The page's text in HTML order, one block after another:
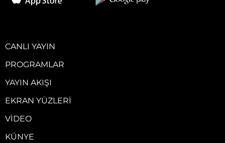
CANLI YAYIN
PROGRAMLAR
YAYIN AKIŞI
EKRAN YÜZLERI
VIDEO
KÜNYE